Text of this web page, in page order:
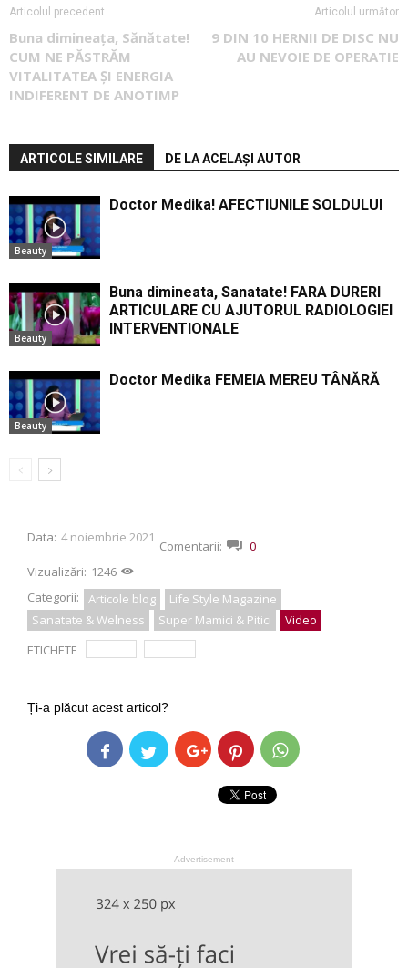
Articolul precedent
Buna dimineața, Sănătate!
CUM NE PĂSTRĂM
VITALITATEA ȘI ENERGIA
INDIFERENT DE ANOTIMP
Articolul următor
9 DIN 10 HERNII DE DISC NU
AU NEVOIE DE OPERATIE
ARTICOLE SIMILARE DE LA ACELAȘI AUTOR
Beauty
Doctor Medika! AFECTIUNILE SOLDULUI
Beauty
Buna dimineata, Sanatate! FARA DURERI
ARTICULARE CU AJUTORUL RADIOLOGIEI
INTERVENTIONALE
Beauty
Doctor Medika FEMEIA MEREU TÂNĂRĂ
Data: 4 noiembrie 2021
Comentarii:
0
Vizualizări: 1246
Categorii:
Articole blog
Life Style Magazine
Sanatate & Welness
Super Mamici & Pitici
Video
ETICHETE
Ți-a plăcut acest articol?
- Advertisement -